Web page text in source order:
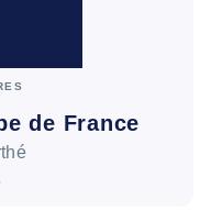
de France